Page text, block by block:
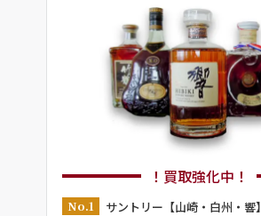
！買取強化中！
No.1
サントリー【山崎・白州・響】